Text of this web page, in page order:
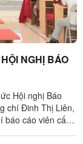
NGHỊ BÁO
Hội nghị Báo
chí Đinh Thị Liên,
báo cáo viên cấp